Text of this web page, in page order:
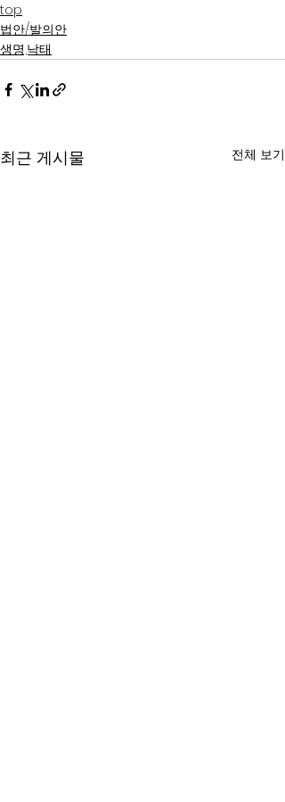
top
법안/발의안
생명,낙태
최근 게시물 전체 보기